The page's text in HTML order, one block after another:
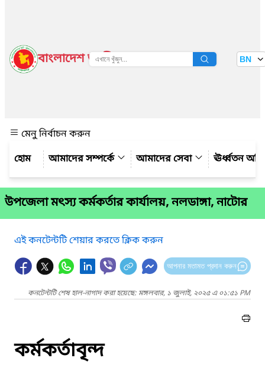
বাংলাদেশ জাতীয় তথ্য বাতায়ন BN
মেনু নির্বাচন করুন
আমাদের সম্পর্কে
আমাদের সেবা ঊর্ধ্বতন
উপজেলা মৎস্য কর্মকর্তার কার্যালয়, নলডাঙ্গা, নাটোর
এই কনটেন্টটি শেয়ার করতে ক্লিক করুন
আপনার মতামত প্রদান করুন
কনটেন্টটি শেষ হাল-নাগাদ করা হয়েছে: মঙ্গলবার, ১ জুলাই, ২০২৫ এ ০১:৫১ PM
কর্মকর্তাবৃন্দ